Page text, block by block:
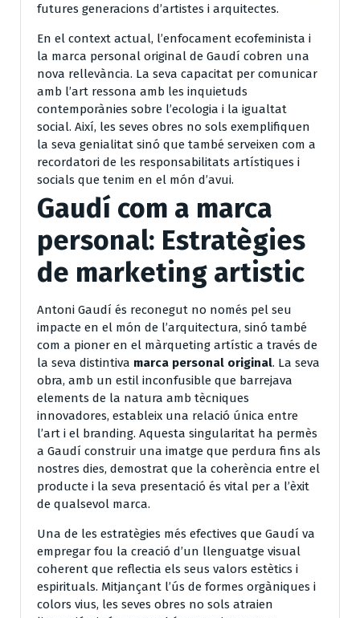
futures generacions d’artistes i arquitectes.
En el context actual, l’enfocament ecofeminista i
la marca personal original de Gaudí cobren una
nova rellevància. La seva capacitat per comunicar
amb l’art ressona amb les inquietuds
contemporànies sobre l’ecologia i la igualtat
social. Així, les seves obres no sols exemplifiquen
la seva genialitat sinó que també serveixen com a
recordatori de les responsabilitats artístiques i
socials que tenim en el món d’avui.
Gaudí com a marca
personal: Estratègies
de marketing artistic
Antoni Gaudí és reconegut no només pel seu
impacte en el món de l’arquitectura, sinó també
com a pioner en el màrqueting artístic a través de
la seva distintiva marca personal original. La seva
obra, amb un estil inconfusible que barrejava
elements de la natura amb tècniques
innovadores, estableix una relació única entre
l’art i el branding. Aquesta singularitat ha permès
a Gaudí construir una imatge que perdura fins als
nostres dies, demostrat que la coherència entre el
producte i la seva presentació és vital per a l’èxit
de qualsevol marca.
Una de les estratègies més efectives que Gaudí va
empregar fou la creació d’un llenguatge visual
coherent que reflectia els seus valors estètics i
espirituals. Mitjançant l’ús de formes orgàniques i
colors vius, les seves obres no sols atraien